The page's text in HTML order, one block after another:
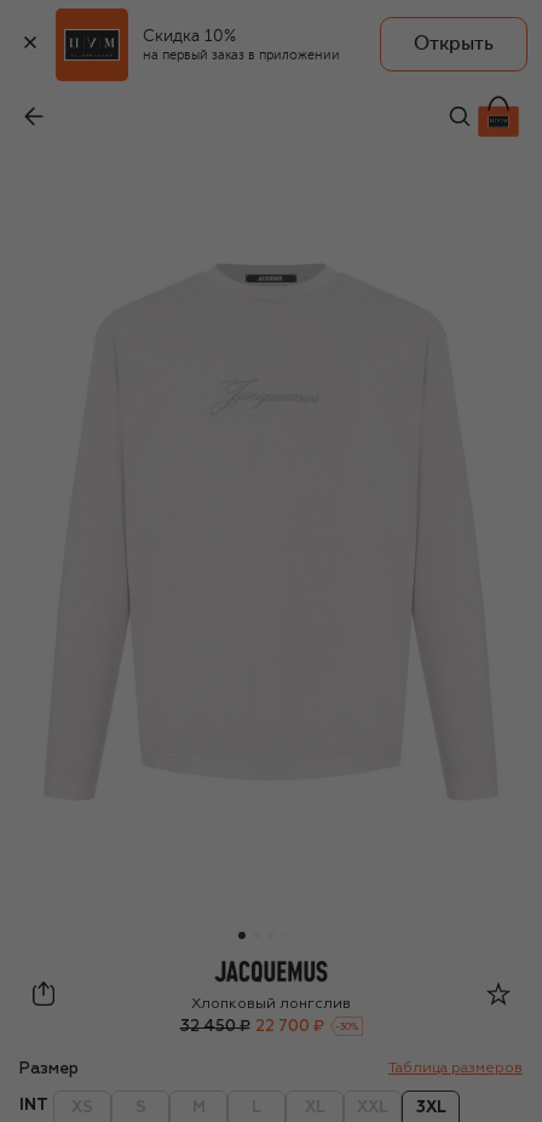
Скидка 10%
на первый заказ в приложении
Открыть
22 700 ₽
Jacquemus
Хлопковый лонгслив
32 450 ₽ 22 700 ₽ -30%
Размер Таблица размеров
INT 3XL